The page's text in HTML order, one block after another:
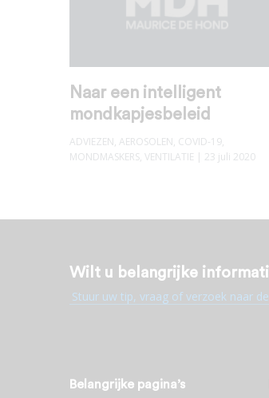
Naar een intelligent
mondkapjesbeleid
ADVIEZEN, AEROSOLEN, COVID-19,
MONDMASKERS, VENTILATIE | 23 juli 2020
Wilt u belangrijke
Stuur uw tip, vraag of verzoek naar
Belangrijke pagina’s